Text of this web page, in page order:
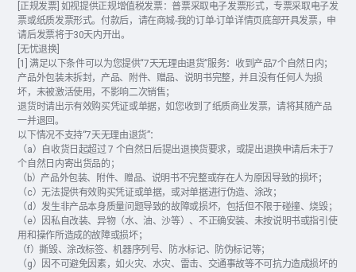
[正规发票] 如视提供正规增值税发票：普票采取电子发票形式，专票采取电子发
票或纸质发票形式。付款后，请在商城-我的订单-订单详情页底部开具发票，申
请后发票将于30天内开出。
[无忧退换]
[1] 满足以下条件可以为您提供“7天无理由退货”服务：收到产品7个自然日内；
产品外包装未拆封，产品、附件、赠品、说明书完整，并且没有任何人为损
坏，未被激活使用，不影响二次销售；
退货时请出示有效购买凭证或单据，如您收到了纸质商业发票，请将其随产品
一并退回。
以下情况不支持“7天无理由退货”：
（a）自收货日起超过 7 个自然日后提出退换货要求，或提出退换申请后未于7
个自然日内寄出货品的；
（b）产品外包装、附件、赠品、说明书不完整或存在人为原因导致的损坏；
（c）无法提供有效购买凭证或单据，或对单据进行伪造、涂改；
（d）发生非产品本身质量问题导致的故障或损坏，包括但不限于碰撞、烧毁；
（e）因私自改装、异物（水、油、沙等）、不正确安装、未按说明书或指引使
用和操作所造成的故障或损坏；
（f）撕毁、涂改标签、机器序列号、防水标记、防伪标记等；
（g）因不可避免因素，如火灾、水灾、雷击、交通事故等不可抗力造成损坏的